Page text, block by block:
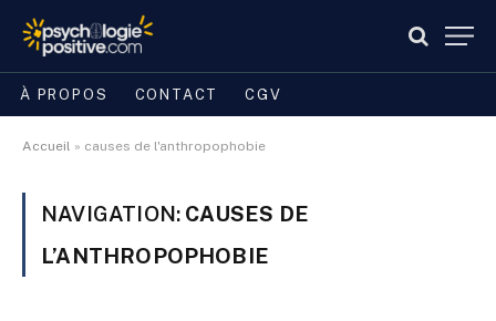
À PROPOS CONTACT CGV
Accueil » causes de l'anthropophobie
NAVIGATION: CAUSES DE
L’ANTHROPOPHOBIE